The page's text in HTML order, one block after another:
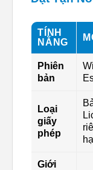
TÍNH
NĂNG
Phiên
bản
Loại
giấy
phép
Giới